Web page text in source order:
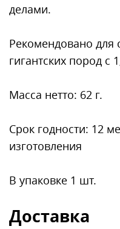
делами.
Рекомендовано для
гигантских пород с
Масса нетто: 62 г.
Срок годности: 12
изготовления
В упаковке 1 шт.
Доставка